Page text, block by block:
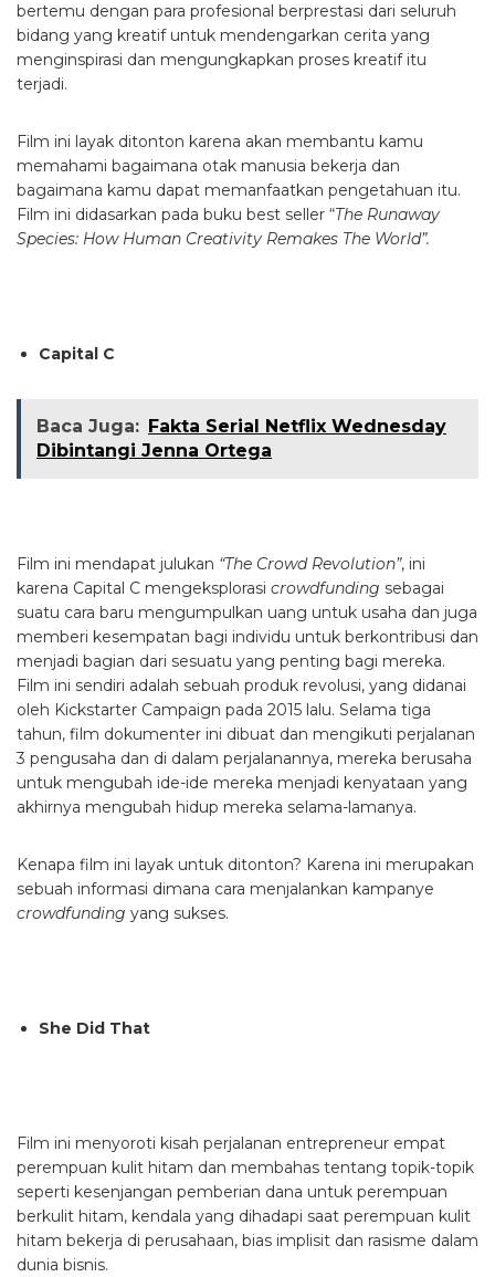
bertemu dengan para profesional berprestasi dari seluruh
bidang yang kreatif untuk mendengarkan cerita yang
menginspirasi dan mengungkapkan proses kreatif itu
terjadi.
Film ini layak ditonton karena akan membantu kamu
memahami bagaimana otak manusia bekerja dan
bagaimana kamu dapat memanfaatkan pengetahuan itu.
Film ini didasarkan pada buku best seller “The Runaway
Species: How Human Creativity Remakes The World”.
Capital C
Baca Juga: Fakta Serial Netflix Wednesday
Dibintangi Jenna Ortega
Film ini mendapat julukan “The Crowd Revolution”, ini
karena Capital C mengeksplorasi crowdfunding sebagai
suatu cara baru mengumpulkan uang untuk usaha dan juga
memberi kesempatan bagi individu untuk berkontribusi dan
menjadi bagian dari sesuatu yang penting bagi mereka.
Film ini sendiri adalah sebuah produk revolusi, yang didanai
oleh Kickstarter Campaign pada 2015 lalu. Selama tiga
tahun, film dokumenter ini dibuat dan mengikuti perjalanan
3 pengusaha dan di dalam perjalanannya, mereka berusaha
untuk mengubah ide-ide mereka menjadi kenyataan yang
akhirnya mengubah hidup mereka selama-lamanya.
Kenapa film ini layak untuk ditonton? Karena ini merupakan
sebuah informasi dimana cara menjalankan kampanye
crowdfunding yang sukses.
She Did That
Film ini menyoroti kisah perjalanan entrepreneur empat
perempuan kulit hitam dan membahas tentang topik-topik
seperti kesenjangan pemberian dana untuk perempuan
berkulit hitam, kendala yang dihadapi saat perempuan kulit
hitam bekerja di perusahaan, bias implisit dan rasisme dalam
dunia bisnis.